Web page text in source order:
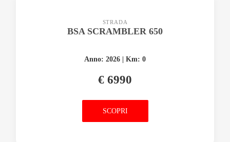
STRADA
BSA SCRAMBLER 650
Anno: 2026 | Km: 0
€ 6990
SCOPRI